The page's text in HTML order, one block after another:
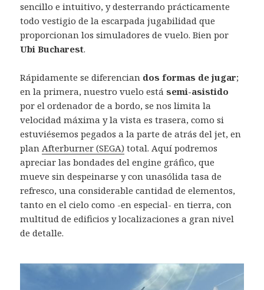
sencillo e intuitivo, y desterrando prácticamente
todo vestigio de la escarpada jugabilidad que
proporcionan los simuladores de vuelo. Bien por
Ubi Bucharest.
Rápidamente se diferencian dos formas de jugar;
en la primera, nuestro vuelo estásemi-asistido
por el ordenador de a bordo, se nos limita la
velocidad máxima y la vista es trasera, como si
estuviésemos pegados a la parte de atrás del jet, en
planAfterburner (SEGA) total. Aquí podremos
apreciar las bondades del engine gráfico, que
mueve sin despeinarse y con unasólida tasa de
refresco, una considerable cantidad de elementos,
tanto en el cielo como -en especial- en tierra, con
multitud de edificios y localizaciones a gran nivel
de detalle.